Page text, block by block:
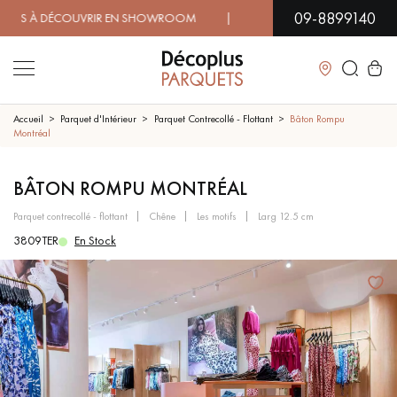
EN SHOWROOM | DISPONIBILITÉ09-8899140
Fermer
PARQUET MASSIF
PARQUET CONTRECOLLÉ -
SOL PLAQUÉ BOIS VERITABLES
PARQUETS À MOTIFS
PARQUET EN BOIS EXOTIQUE PARQUET VERNIS
PARQUET HUILÉ PARQUET EN BOIS BRUT
Accueil Parquet d'Intérieur Parquet Contrecollé - Flottant
Bâton Rompu
Montréal
BÂTON ROMPU MONTRÉAL
parquet contrecollé - flottant chêne les motifs larg 12.5 cm
3809TER En Stock